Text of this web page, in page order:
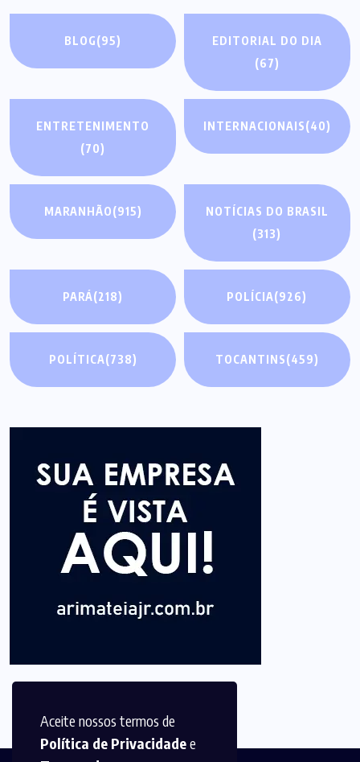
Aceite nossos termos de
Política de Privacidadee
BLOG(95)
EDITORIAL DO DIA
(67)
ENTRETENIMENTO
(70)
INTERNACIONAIS(40)
MARANHÃO(915)
NOTÍCIAS DO BRASIL
(313)
PARÁ(218) POLÍCIA(926)
POLÍTICA(738) TOCANTINS(459)